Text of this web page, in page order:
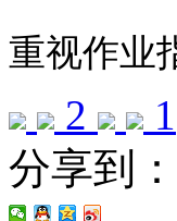
重视作业
2
1
分享到：